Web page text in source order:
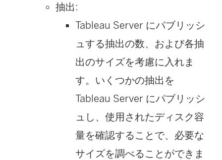
抽出:
Tableau Server にパブリッシ
ュする抽出の数、および各抽
出のサイズを考慮に入れま
す。いくつかの抽出を
Tableau Server にパブリッシ
ュし、使用されたディスク容
量を確認することで、必要な
サイズを調べることができま